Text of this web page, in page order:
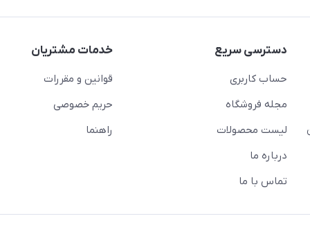
دسترسی سریع
حساب کاربری
مجله فروشگاه
لیست محصولات
درباره ما
تماس با ما
خدمات مشتریان
قوانین و مقررات
حریم خصوصی
راهنما